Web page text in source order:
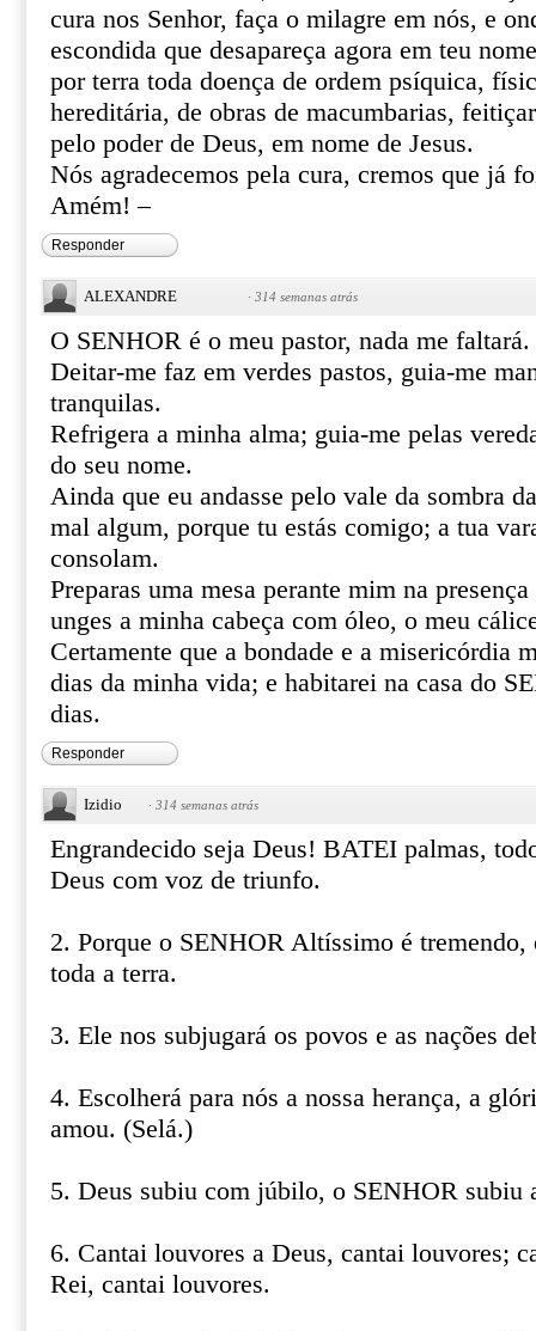
cura nos Senhor, faça o milagre em nós, e
escondida que desapareça agora em teu
por terra toda doença de ordem psíquica,
hereditária, de obras de macumbarias,
pelo poder de Deus, em nome de Jesus.
Nós agradecemos pela cura, cremos que já
Amém! –
Responder
ALEXANDRE · 314 semanas atrás
O SENHOR é o meu pastor, nada me faltará.
Deitar-me faz em verdes pastos, guia-me
tranquilas.
Refrigera a minha alma; guia-me pelas
do seu nome.
Ainda que eu andasse pelo vale da sombra
mal algum, porque tu estás comigo; a tua
consolam.
Preparas uma mesa perante mim na
unges a minha cabeça com óleo, o meu
Certamente que a bondade e a misericórdia
dias da minha vida; e habitarei na casa do
dias.
Responder
Izidio · 314 semanas atrás
Engrandecido seja Deus! BATEI palmas,
Deus com voz de triunfo.
2. Porque o SENHOR Altíssimo é tremendo,
toda a terra.
3. Ele nos subjugará os povos e as nações
4. Escolherá para nós a nossa herança, a
amou. (Selá.)
5. Deus subiu com júbilo, o SENHOR subiu
6. Cantai louvores a Deus, cantai louvores;
Rei, cantai louvores.